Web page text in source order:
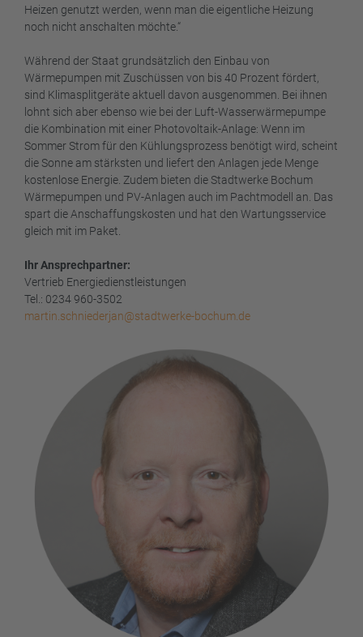
Heizen genutzt werden, wenn man die eigentliche Heizung
noch nicht anschalten möchte.“
Während der Staat grundsätzlich den Einbau von
Wärmepumpen mit Zuschüssen von bis 40 Prozent fördert,
sind Klimasplitgeräte aktuell davon ausgenommen. Bei ihnen
lohnt sich aber ebenso wie bei der Luft-Wasserwärmepumpe
die Kombination mit einer Photovoltaik-Anlage: Wenn im
Sommer Strom für den Kühlungsprozess benötigt wird, scheint
die Sonne am stärksten und liefert den Anlagen jede Menge
kostenlose Energie. Zudem bieten die Stadtwerke Bochum
Wärmepumpen und PV-Anlagen auch im Pachtmodell an. Das
spart die Anschaffungskosten und hat den Wartungsservice
gleich mit im Paket.
Ihr Ansprechpartner:
Vertrieb Energiedienstleistungen
Tel.: 0234 960-3502
martin.schniederjan@stadtwerke-bochum.de